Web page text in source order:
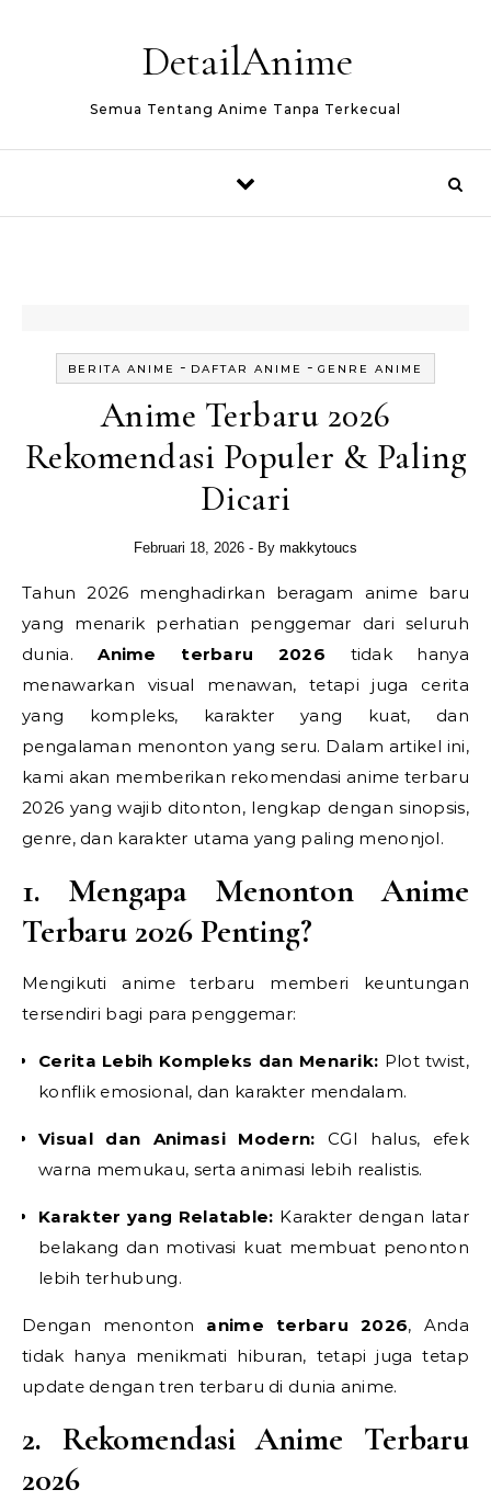
DetailAnime
Semua Tentang Anime Tanpa Terkecual
BERITA ANIME - DAFTAR ANIME - GENRE ANIME
Anime Terbaru 2026
Rekomendasi Populer & Paling
Dicari
Februari 18, 2026 - By makkytoucs
Tahun 2026 menghadirkan beragam anime baru
yang menarik perhatian penggemar dari seluruh
dunia.Anime terbaru 2026 tidak hanya
menawarkan visual menawan, tetapi juga cerita
yang kompleks, karakter yang kuat, dan
pengalaman menonton yang seru. Dalam artikel ini,
kami akan memberikan rekomendasi anime terbaru
2026 yang wajib ditonton, lengkap dengan sinopsis,
genre, dan karakter utama yang paling menonjol.
1. Mengapa Menonton Anime
Terbaru 2026 Penting?
Mengikuti anime terbaru memberi keuntungan
tersendiri bagi para penggemar:
Cerita Lebih Kompleks dan Menarik: Plot twist,
konflik emosional, dan karakter mendalam.
Visual dan Animasi Modern: CGI halus, efek
warna memukau, serta animasi lebih realistis.
Karakter yang Relatable: Karakter dengan latar
belakang dan motivasi kuat membuat penonton
lebih terhubung.
Dengan menonton anime terbaru 2026, Anda
tidak hanya menikmati hiburan, tetapi juga tetap
update dengan tren terbaru di dunia anime.
2. Rekomendasi Anime Terbaru
2026